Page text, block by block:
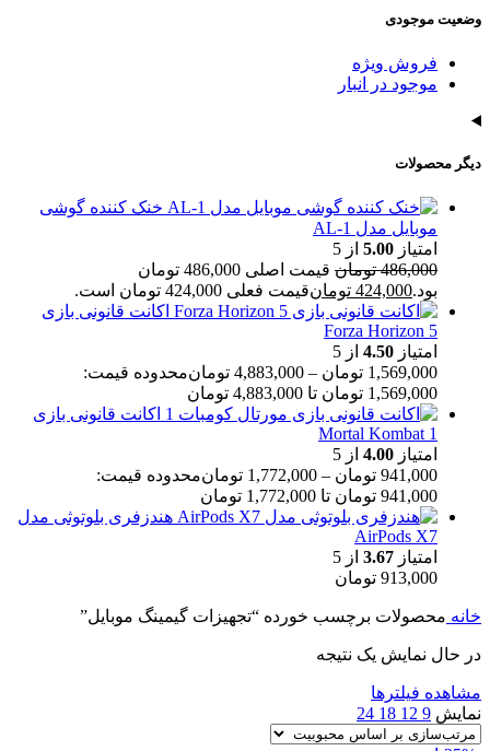
وضعیت موجودی
فروش ویژه
موجود در انبار
دیگر محصولات
خنک کننده گوشی
موبایل مدل AL-1
امتیاز 5.00 از 5
486,000 تومان
قیمت اصلی 486,000 تومان
بود.424,000 تومانقیمت فعلی 424,000 تومان است.
اکانت قانونی بازی
Forza Horizon 5
امتیاز 4.50 از 5
1,569,000 تومان –
4,883,000 تومانمحدوده قیمت:
1,569,000 تومان تا 4,883,000 تومان
اکانت قانونی بازی
Mortal Kombat 1
امتیاز 4.00 از 5
941,000 تومان –
1,772,000 تومانمحدوده قیمت:
941,000 تومان تا 1,772,000 تومان
هندزفری بلوتوثی مدل
AirPods X7
امتیاز 3.67 از 5
913,000 تومان
خانه محصولات برچسب خورده “تجهیزات گیمینگ موبایل”
در حال نمایش یک نتیجه
مشاهده فیلترها
نمایش 9
12
18
24